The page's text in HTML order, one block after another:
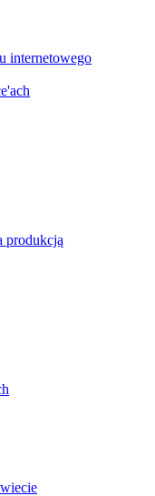
internetowego
produkcją